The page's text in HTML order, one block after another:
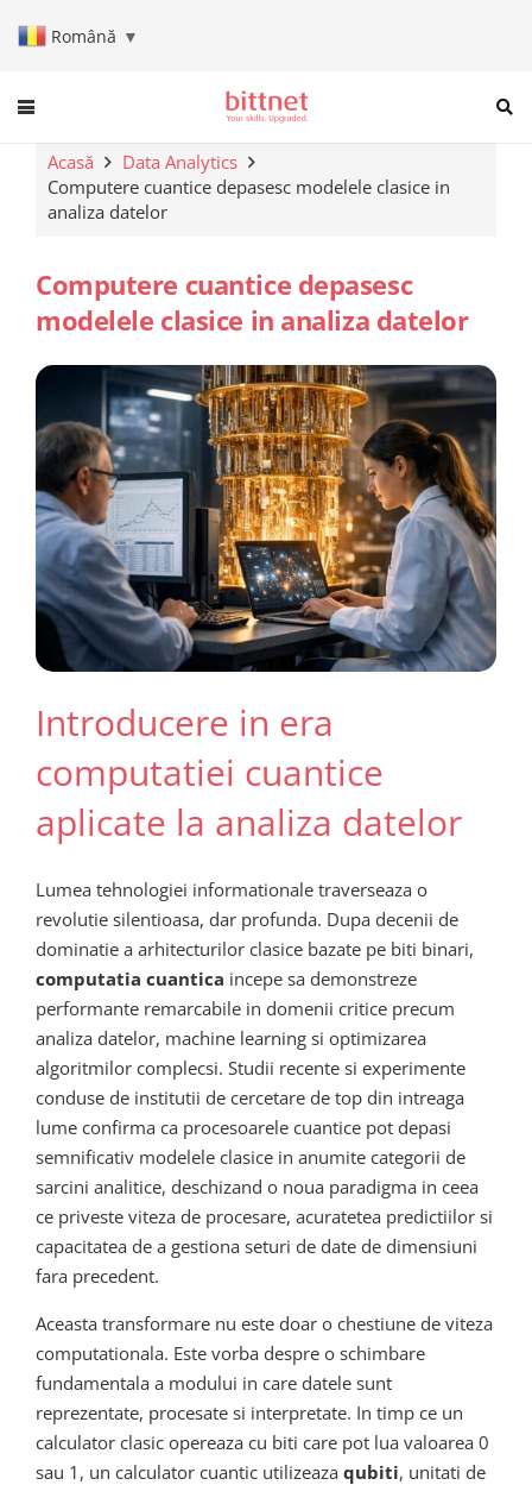
Română ▼
When autocomplete results
Acasă
Data Analytics
Computere cuantice depasesc modelele clasice in
analiza datelor
Computere cuantice depasesc
modelele clasice in analiza datelor
Introducere in era
computatiei cuantice
aplicate la analiza datelor
Lumea tehnologiei informationale traverseaza o
revolutie silentioasa, dar profunda. Dupa decenii de
dominatie a arhitecturilor clasice bazate pe biti binari,
computatia cuantica incepe sa demonstreze
performante remarcabile in domenii critice precum
analiza datelor, machine learning si optimizarea
algoritmilor complecsi. Studii recente si experimente
conduse de institutii de cercetare de top din intreaga
lume confirma ca procesoarele cuantice pot depasi
semnificativ modelele clasice in anumite categorii de
sarcini analitice, deschizand o noua paradigma in ceea
ce priveste viteza de procesare, acuratetea predictiilor si
capacitatea de a gestiona seturi de date de dimensiuni
fara precedent.
Aceasta transformare nu este doar o chestiune de viteza
computationala. Este vorba despre o schimbare
fundamentala a modului in care datele sunt
reprezentate, procesate si interpretate. In timp ce un
calculator clasic opereaza cu biti care pot lua valoarea 0
sau 1, un calculator cuantic utilizeaza qubiti, unitati de